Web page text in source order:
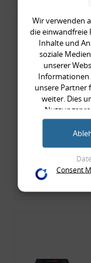
Wir verwenden
die einwandfreie
Inhalte und
soziale
unserer
Informationen
unsere Partner
weiter. Dies
Products)
weiteren Daten
im Rahmen
(bspw.
Nutzung von
widerrufen,
Zwecke der
Speichern von
Verwendung
Consent